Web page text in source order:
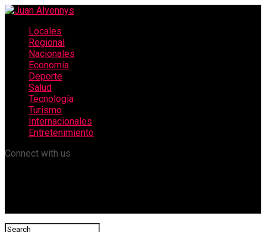
Locales
Regional
Nacionales
Economía
Deporte
Salud
Tecnología
Turismo
Internacionales
Entretenimiento
Connect with us